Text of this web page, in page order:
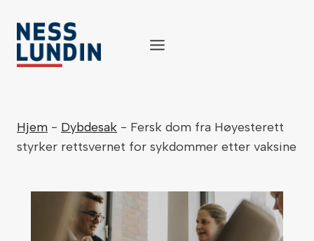
content
Hjem - Dybdesak - Fersk dom fra Høyesterett
styrker rettsvernet for sykdommer etter vaksine